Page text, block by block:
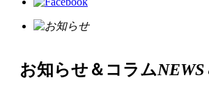
お知らせ＆コラム